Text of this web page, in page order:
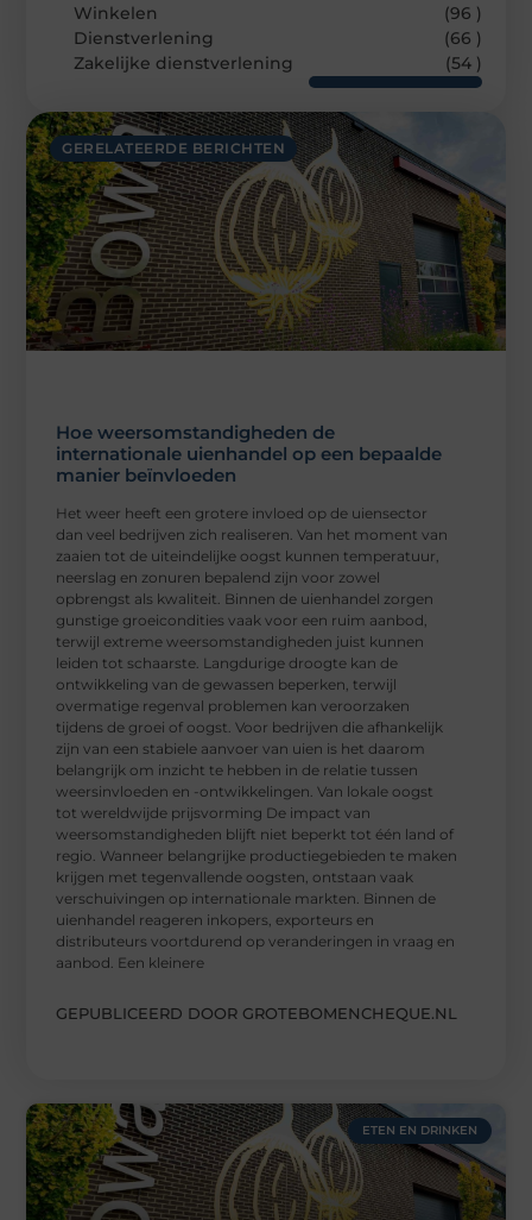
GERELATEERDE BERICHTEN
Hoe weersomstandigheden de
internationale uienhandel op een bepaalde
manier beïnvloeden
Het weer heeft een grotere invloed op de uiensector
dan veel bedrijven zich realiseren. Van het moment van
zaaien tot de uiteindelijke oogst kunnen temperatuur,
neerslag en zonuren bepalend zijn voor zowel
opbrengst als kwaliteit. Binnen de uienhandel zorgen
gunstige groeicondities vaak voor een ruim aanbod,
terwijl extreme weersomstandigheden juist kunnen
leiden tot schaarste. Langdurige droogte kan de
ontwikkeling van de gewassen beperken, terwijl
overmatige regenval problemen kan veroorzaken
tijdens de groei of oogst. Voor bedrijven die afhankelijk
zijn van een stabiele aanvoer van uien is het daarom
belangrijk om inzicht te hebben in de relatie tussen
weersinvloeden en -ontwikkelingen. Van lokale oogst
tot wereldwijde prijsvorming De impact van
weersomstandigheden blijft niet beperkt tot één land of
regio. Wanneer belangrijke productiegebieden te maken
krijgen met tegenvallende oogsten, ontstaan vaak
verschuivingen op internationale markten. Binnen de
uienhandel reageren inkopers, exporteurs en
distributeurs voortdurend op veranderingen in vraag en
aanbod. Een kleinere
GEPUBLICEERD DOOR GROTEBOMENCHEQUE.NL
Winkelen
(96 )
Dienstverlening
(66 )
Zakelijke dienstverlening
(54 )
ETEN EN DRINKEN